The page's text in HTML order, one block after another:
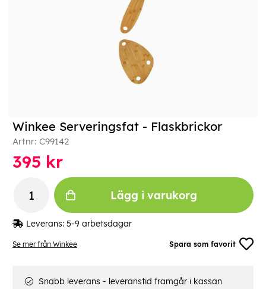
Se mer från Winkee Spara som favorit
Winkee Serveringsfat - Flaskbrickor
Artnr: C99142
395 kr
Lägg i varukorg
Leverans: 5-9 arbetsdagar
Snabb leverans - leveranstid framgår i kassan